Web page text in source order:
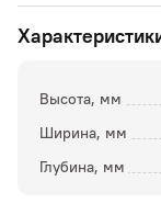
Высота, мм
Ширина, мм
Глубина, мм